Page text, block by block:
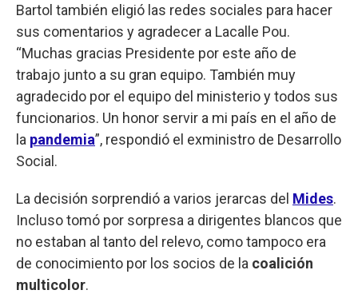
Bartol también eligió las redes sociales para hacer
sus comentarios y agradecer a Lacalle Pou.
“Muchas gracias Presidente por este año de
trabajo junto a su gran equipo. También muy
agradecido por el equipo del ministerio y todos sus
funcionarios. Un honor servir a mi país en el año de
la pandemia”, respondió el exministro de Desarrollo
Social.
La decisión sorprendió a varios jerarcas del Mides.
Incluso tomó por sorpresa a dirigentes blancos que
no estaban al tanto del relevo, como tampoco era
de conocimiento por los socios de la coalición
multicolor.